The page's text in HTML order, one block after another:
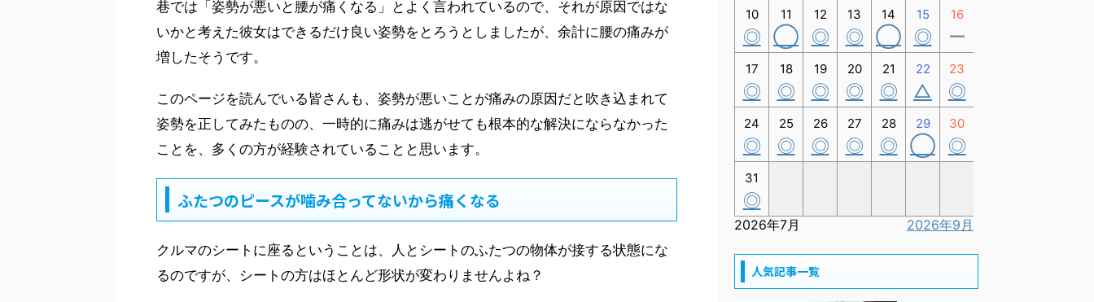
巷では「姿勢が悪いと腰が痛くなる」とよく言われているので、それが原因ではな
いかと考えた彼女はできるだけ良い姿勢をとろうとしましたが、余計に腰の痛みが
増したそうです。
このページを読んでいる皆さんも、姿勢が悪いことが痛みの原因だと吹き込まれて
姿勢を正してみたものの、一時的に痛みは逃がせても根本的な解決にならなかった
ことを、多くの方が経験されていることと思います。
ふたつのピースが噛み合ってないから痛くなる
クルマのシートに座るということは、人とシートのふたつの物体が接する状態にな
るのですが、シートの方はほとんど形状が変わりませんよね？
10
◎
11
◯
12
◎
13
◎
14
◯
15
◎
16
ー
17
◎
18
◎
19
◎
20
◎
21
◎
22
△
23
◎
24
◎
25
◎
26
◎
27
◎
28
◎
29
◯
30
◎
31
◎
2026年7月 2026年9月
人気記事一覧